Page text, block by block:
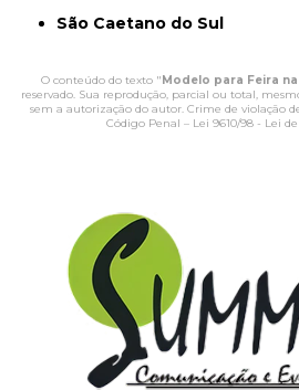
São Caetano do Sul
O conteúdo do texto " Modelo para Feira
reservado. Sua reprodução, parcial ou total,
sem a autorização do autor. Crime de violação
Código Penal – Lei 9610/98 - Lei